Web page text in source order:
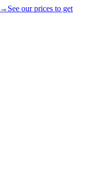
→ See our prices to get